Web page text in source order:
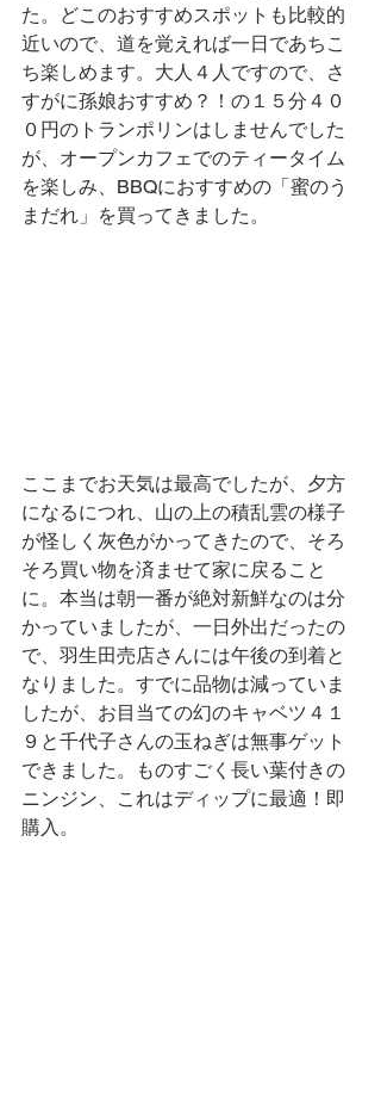
た。どこのおすすめスポットも比較的
近いので、道を覚えれば一日であちこ
ち楽しめます。大人４人ですので、さ
すがに孫娘おすすめ？！の１５分４０
０円のトランポリンはしませんでした
が、オープンカフェでのティータイム
を楽しみ、BBQにおすすめの「蜜のう
まだれ」を買ってきました。
ここまでお天気は最高でしたが、夕方
になるにつれ、山の上の積乱雲の様子
が怪しく灰色がかってきたので、そろ
そろ買い物を済ませて家に戻ること
に。本当は朝一番が絶対新鮮なのは分
かっていましたが、一日外出だったの
で、羽生田売店さんには午後の到着と
なりました。すでに品物は減っていま
したが、お目当ての幻のキャベツ４１
９と千代子さんの玉ねぎは無事ゲット
できました。ものすごく長い葉付きの
ニンジン、これはディップに最適！即
購入。